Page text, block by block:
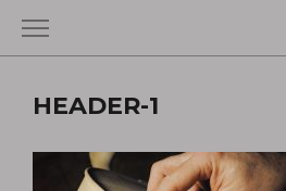
HEADER-1